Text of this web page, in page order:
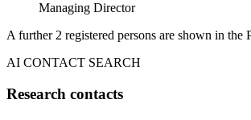
Managing Director
A further 2 registered persons are shown in the
AI CONTACT SEARCH
Research contacts